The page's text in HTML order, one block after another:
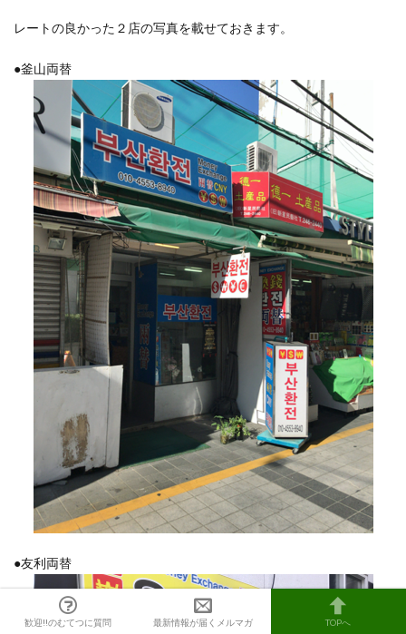
レートの良かった２店の写真を載せておきます。
●釜山両替
●友利両替
歓迎!!のむてつに質問 最新情報が届くメルマガ TOPへ